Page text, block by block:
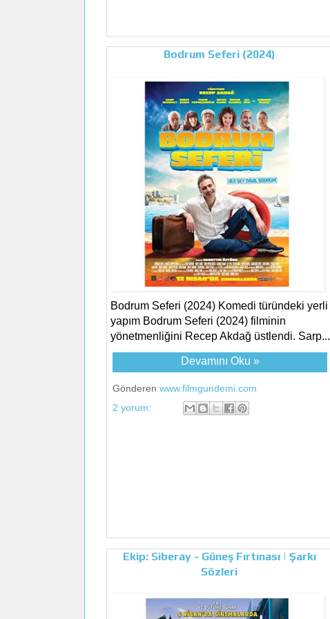
Bodrum Seferi (2024)
Bodrum Seferi (2024) Komedi türündeki yerli
yapım Bodrum Seferi (2024) filminin
yönetmenliğini Recep Akdağ üstlendi. Sarp...
Devamını Oku »
Gönderen www.filmgundemi.com
2 yorum:
Ekip: Siberay - Güneş Fırtınası | Şarkı
Sözleri